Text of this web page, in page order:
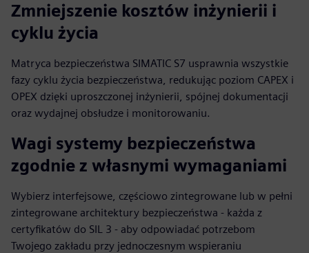
Zmniejszenie kosztów inżynierii i
cyklu życia
Matryca bezpieczeństwa SIMATIC S7 usprawnia wszystkie
fazy cyklu życia bezpieczeństwa, redukując poziom CAPEX i
OPEX dzięki uproszczonej inżynierii, spójnej dokumentacji
oraz wydajnej obsłudze i monitorowaniu.
Wagi systemy bezpieczeństwa
zgodnie z własnymi wymaganiami
Wybierz interfejsowe, częściowo zintegrowane lub w pełni
zintegrowane architektury bezpieczeństwa - każda z
certyfikatów do SIL 3 - aby odpowiadać potrzebom
Twojego zakładu przy jednoczesnym wspieraniu